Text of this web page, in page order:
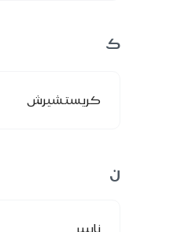
ك
كريستشيرش
ن
نابيير